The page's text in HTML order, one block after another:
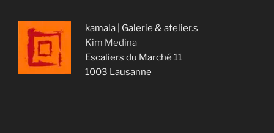
kamala | Galerie & atelier.s
Kim Medina
Escaliers du Marché 11
1003 Lausanne